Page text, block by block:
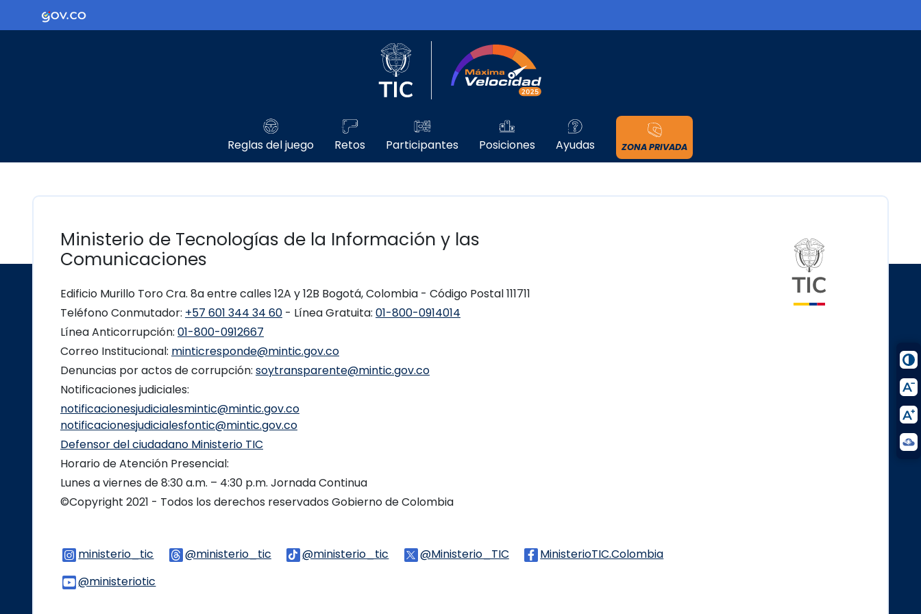
Ir al contenido principalLogo Gobierno de Colombia
Logo del Ministerio TIC
Reglas del juego Retos Participantes Posiciones Ayudas ZONA PRIVADA
Ministerio de Tecnologías de la Información y las
Comunicaciones
Edificio Murillo Toro Cra. 8a entre calles 12A y 12B Bogotá, Colombia - Código Postal 111711
Teléfono Conmutador: +57 601 344 34 60 - Línea Gratuita: 01-800-0914014
Línea Anticorrupción: 01-800-0912667
Correo Institucional: minticresponde@mintic.gov.co
Denuncias por actos de corrupción: soytransparente@mintic.gov.co
Notificaciones judiciales:
notificacionesjudicialesmintic@mintic.gov.co
notificacionesjudicialesfontic@mintic.gov.co
Defensor del ciudadano Ministerio TIC
Horario de Atención Presencial:
Lunes a viernes de 8:30 a.m. – 4:30 p.m. Jornada Continua
©Copyright 2021 - Todos los derechos reservados Gobierno de Colombia
ministerio_tic Logo Instagram
@ministerio_tic Logo Threads
@ministerio_tic Logo Tiktok
@Ministerio_TIC Logo Twitter
MinisterioTIC.Colombia
@ministeriotic